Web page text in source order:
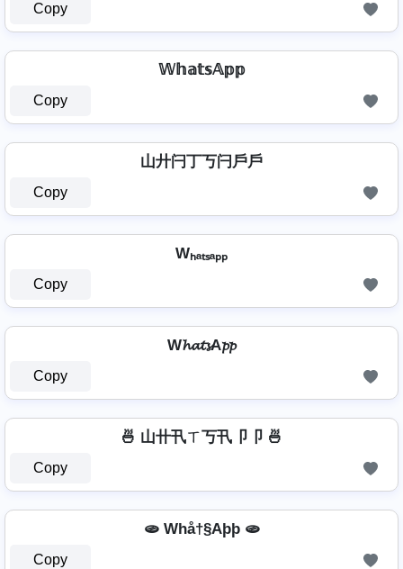
Copy
𝕎𝕙𝕒𝕥𝕤𝔸𝕡𝕡
Copy
山廾闩丁丂闩戶戶
Copy
Wₕₐₜₛₐₚₚ
Copy
W𝓱𝓪𝓽𝓼A𝓹𝓹
Copy
🍜 山卄卂ㄒ丂卂卩卩 🍜
Copy
🫓 Whå†§Aþþ 🫓
Copy